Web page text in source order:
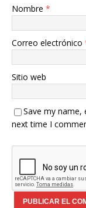
Nombre *
Correo electrónico
Sitio web
Save my
next time I